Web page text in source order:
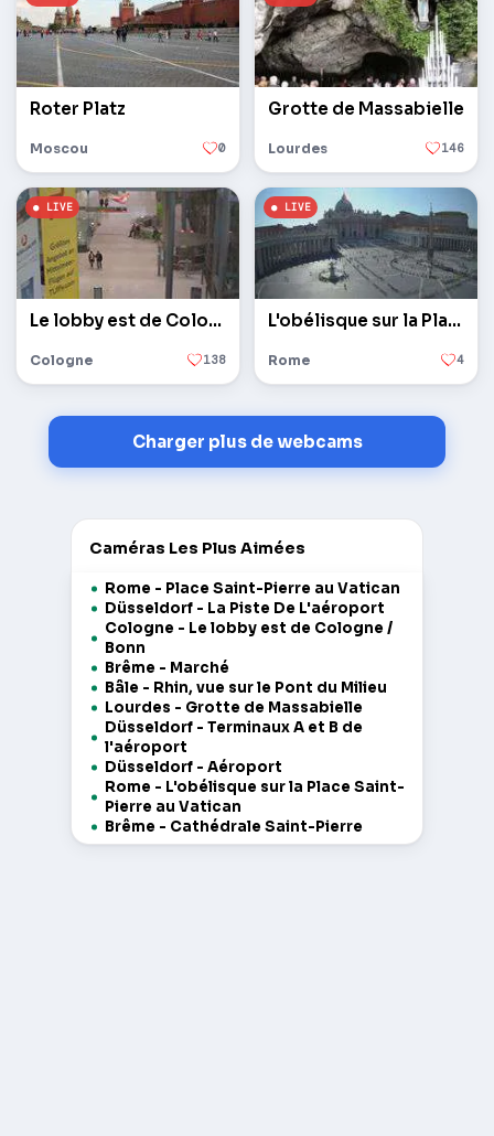
Roter Platz
Moscou 0
Grotte de Massabielle
Lourdes 146
Le lobby est de Cologne / Bonn
Cologne 138
L'obélisque sur la Place Saint-Pierre au Vatican
Rome 4
Charger plus de webcams
Caméras Les Plus Aimées
Rome - Place Saint-Pierre au Vatican
Düsseldorf - La Piste De L'aéroport
Cologne - Le lobby est de Cologne /
Bonn
Brême - Marché
Bâle - Rhin, vue sur le Pont du Milieu
Lourdes - Grotte de Massabielle
Düsseldorf - Terminaux A et B de
l'aéroport
Düsseldorf - Aéroport
Rome - L'obélisque sur la Place Saint-
Pierre au Vatican
Brême - Cathédrale Saint-Pierre